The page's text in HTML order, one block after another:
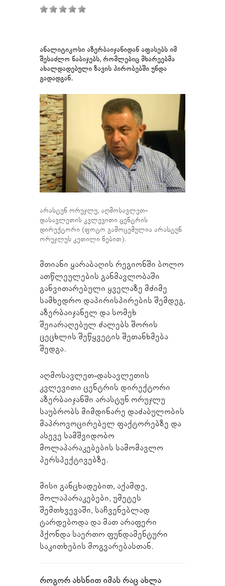
ანალიტიკოსი აზერბაიჯანიდან აფასებს იმ
შესაძლო ნაბიჯებს, რომლებიც მხარეებმა
ახალდადებული ზავის პირობებში უნდა
გადადგან.
არასტუნ ორუჯლუ, აღმოსავლეთ-
დასავლეთის კვლევითი ცენტრის
დირექტორი (ფოტო გამოცემულია არასტუნ
ორუჯლუს კეთილი ნებით).
მთიანი ყარაბაღის რეგიონში ბოლო
ათწლეულების განმავლობაში
განვითარებული ყველაზე მძიმე
სამხედრო დაპირისპირების შემდეგ,
აზერბაიჯანელ და სომეხ
შეიარაღებულ ძალებს შორის
ცეცხლის შეწყვეტის შეთანხმება
შედგა.
აღმოსავლეთ-დასავლეთის
კვლევითი ცენტრის დირექტორი
აზერბაიჯანში არასტუნ ორუჯლუ
საუბრობს მიმდინარე დაძაბულობის
მაპროვოცირებელ ფაქტორებზე და
ასევე სამშვიდობო
მოლაპარაკებების სამომავლო
პერსპექტივებზე.
მისი განცხადებით, აქამდე,
მოლაპარაკებები, უმეტეს
შემთხვევაში, საჩვენებლად
ტარდებოდა და მათ არაფერი
ჰქონდა საერთო ფუნდამენტური
საკითხების მოგვარებასთან.
როგორ ახსნით იმას რაც ახლა